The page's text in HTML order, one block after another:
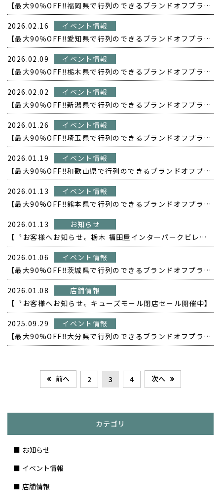
【最大90％OFF‼️福岡県で行列のできるブランドオフプライス POPUP開催❗️】
2026.02.16
イベント情報
【最大90％OFF‼️愛知県で行列のできるブランドオフプライス POPUP開催❗️】
2026.02.09
イベント情報
【最大90％OFF‼️栃木県で行列のできるブランドオフプライス POPUP開催❗️】
2026.02.02
イベント情報
【最大90％OFF‼️新潟県で行列のできるブランドオフプライス POPUP開催❗️】
2026.01.26
イベント情報
【最大90％OFF‼️埼玉県で行列のできるブランドオフプライス POPUP開催❗️】
2026.01.19
イベント情報
【最大90％OFF‼️和歌山県で行列のできるブランドオフプライス POPUP開催❗️】
2026.01.13
イベント情報
【最大90%OFF‼️熊本県で行列のできるブランドオフプライス POPUP開催❗️】
2026.01.13
お知らせ
【〝お客様へお知らせ〟栃木 福田屋インターパークビレッジ店閉店セール開催中】
2026.01.06
イベント情報
【最大90%OFF‼️茨城県で行列のできるブランドオフプライス POPUP開催❗️】
2026.01.08
店舗情報
【〝お客様へお知らせ〟キューズモール閉店セール開催中】
2025.09.29
イベント情報
【最大90%OFF‼️大分県で行列のできるブランドオフプライス POPUP開催❗️】
前へ 2 3 4 次へ
カテゴリ
お知らせ
イベント情報
店舗情報